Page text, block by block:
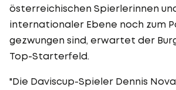
österreichischen Spierlerinnen
internationaler Ebene noch zum
gezwungen sind, erwartet der
Top-Starterfeld.
"Die Daviscup-Spieler Dennis